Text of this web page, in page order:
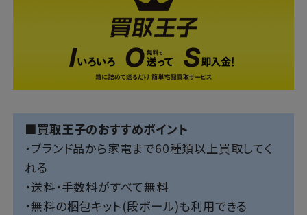
■買取王子のおすすめポイント
・ブランド品から家電まで60種類以上買取してく
れる
・送料・手数料がすべて無料
・無料の梱包キット(段ボール)も利用できる